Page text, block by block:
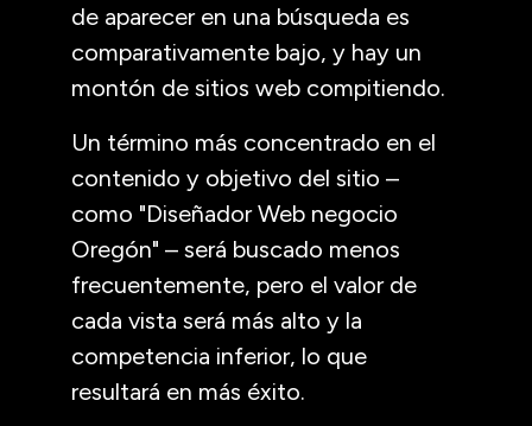
de aparecer en una búsqueda es
comparativamente bajo, y hay un
montón de sitios web compitiendo.
Un término más concentrado en el
contenido y objetivo del sitio –
como "Diseñador Web negocio
Oregón" – será buscado menos
frecuentemente, pero el valor de
cada vista será más alto y la
competencia inferior, lo que
resultará en más éxito.